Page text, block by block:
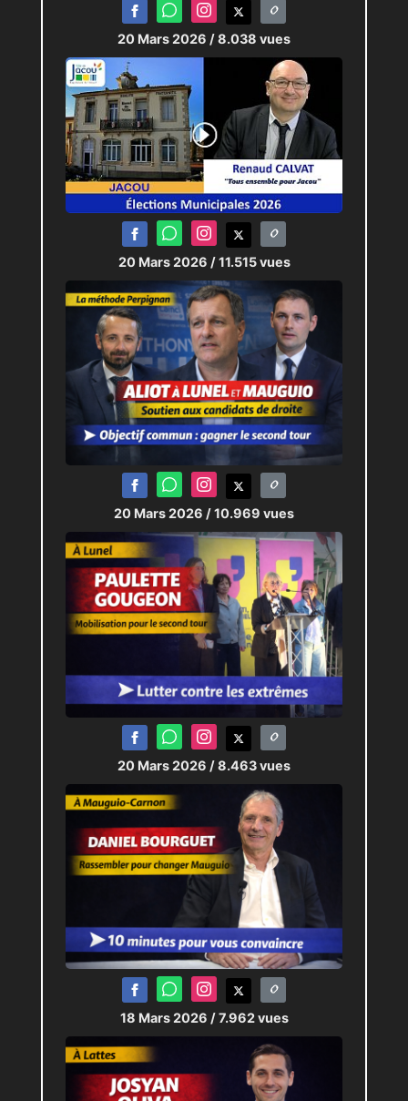
20 Mars 2026 / 8.038 vues
20 Mars 2026 / 11.515 vues
20 Mars 2026 / 10.969 vues
20 Mars 2026 / 8.463 vues
18 Mars 2026 / 7.962 vues